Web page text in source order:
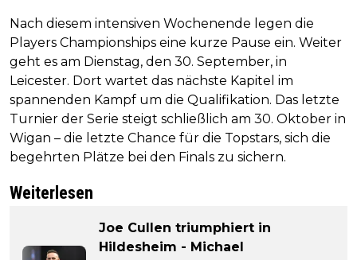
Nach diesem intensiven Wochenende legen die
Players Championships eine kurze Pause ein. Weiter
geht es am Dienstag, den 30. September, in
Leicester. Dort wartet das nächste Kapitel im
spannenden Kampf um die Qualifikation. Das letzte
Turnier der Serie steigt schließlich am 30. Oktober in
Wigan – die letzte Chance für die Topstars, sich die
begehrten Plätze bei den Finals zu sichern.
Weiterlesen
Joe Cullen triumphiert in
Hildesheim - Michael